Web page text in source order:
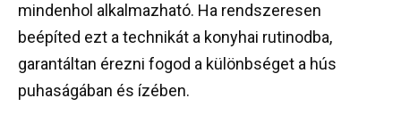
mindenhol alkalmazható. Ha rendszeresen
beépíted ezt a technikát a konyhai rutinodba,
garantáltan érezni fogod a különbséget a hús
puhaságában és ízében.